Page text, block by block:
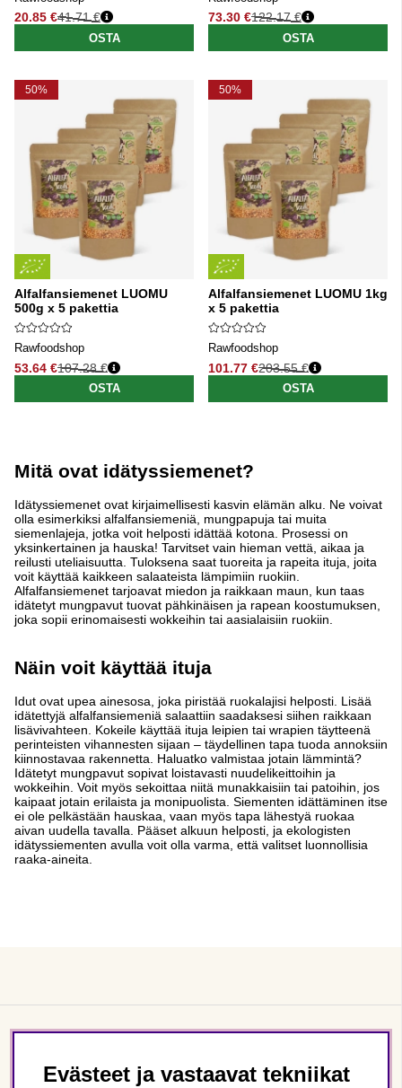
20.85 €
Normaali hinta
41.71 €
OSTA
73.30 €
Normaali hinta
122.17 €
OSTA
50%
Alfalfansiemenet LUOMU
500g x 5 pakettia
Rawfoodshop
53.64 €
Normaali hinta
107.28 €
OSTA
50%
Alfalfansiemenet LUOMU 1kg
x 5 pakettia
Rawfoodshop
101.77 €
Normaali hinta
203.55 €
OSTA
Mitä ovat idätyssiemenet?
Idätyssiemenet ovat kirjaimellisesti kasvin elämän alku. Ne voivat
olla esimerkiksi alfalfansiemeniä, mungpapuja tai muita
siemenlajeja, jotka voit helposti idättää kotona. Prosessi on
yksinkertainen ja hauska! Tarvitset vain hieman vettä, aikaa ja
reilusti uteliaisuutta. Tuloksena saat tuoreita ja rapeita ituja, joita
voit käyttää kaikkeen salaateista lämpimiin ruokiin.
Alfalfansiemenet tarjoavat miedon ja raikkaan maun, kun taas
idätetyt mungpavut tuovat pähkinäisen ja rapean koostumuksen,
joka sopii erinomaisesti wokkeihin tai aasialaisiin ruokiin.
Näin voit käyttää ituja
Idut ovat upea ainesosa, joka piristää ruokalajisi helposti. Lisää
idätettyjä alfalfansiemeniä salaattiin saadaksesi siihen raikkaan
lisävivahteen. Kokeile käyttää ituja leipien tai wrapien täytteenä
perinteisten vihannesten sijaan – täydellinen tapa tuoda annoksiin
kiinnostavaa rakennetta. Haluatko valmistaa jotain lämmintä?
Idätetyt mungpavut sopivat loistavasti nuudelikeittoihin ja
wokkeihin. Voit myös sekoittaa niitä munakkaisiin tai patoihin, jos
kaipaat jotain erilaista ja monipuolista. Siementen idättäminen itse
ei ole pelkästään hauskaa, vaan myös tapa lähestyä ruokaa
aivan uudella tavalla. Pääset alkuun helposti, ja ekologisten
idätyssiementen avulla voit olla varma, että valitset luonnollisia
raaka-aineita.
Evästeet ja vastaavat tekniikat